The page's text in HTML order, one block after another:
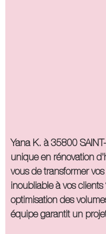
Yana K. à 35800
unique en rénovation
vous de transformer
inoubliable à vos
optimisation des
équipe garantit un